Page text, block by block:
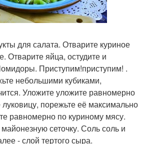
для салата. Отварите куриное
Отварите яйца, остудите и
Приступим!приступим! .
небольшими кубиками,
Уложите уложите равномерно
порежьте её максимально
равномерно по куриному мясу.
сеточку. Соль соль и
- слой тертого сыра.